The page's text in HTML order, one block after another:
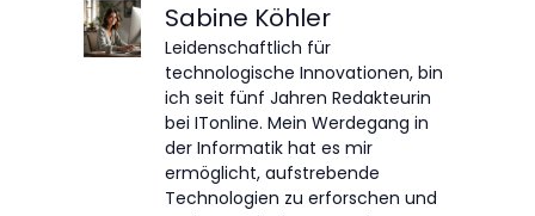
Sabine Köhler
Leidenschaftlich für
technologische Innovationen, bin
ich seit fünf Jahren Redakteurin
bei ITonline. Mein Werdegang in
der Informatik hat es mir
ermöglicht, aufstrebende
Technologien zu erforschen und